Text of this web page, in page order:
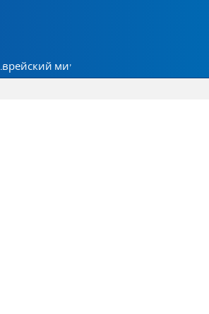
Еврейский мир